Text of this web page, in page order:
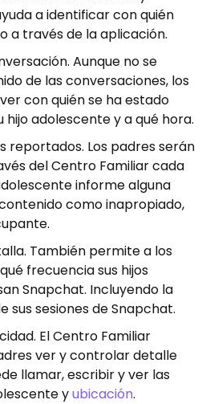
a identificar con quién
a través de la aplicación.
Aunque no se
de las conversaciones, los
con quién se ha estado
hijo adolescente y a qué hora.
reportados. Los padres serán
del Centro Familiar cada
informe alguna
como inapropiado,
También permite a los
frecuencia sus hijos
Snapchat. Incluyendo la
sus sesiones de Snapchat.
El Centro Familiar
ver y controlar detalle
llamar, escribir y ver las
yubicación.